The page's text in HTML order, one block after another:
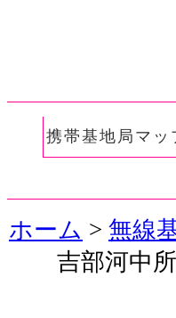
携帯基地局マッ
ホーム > 無線
吉部河中